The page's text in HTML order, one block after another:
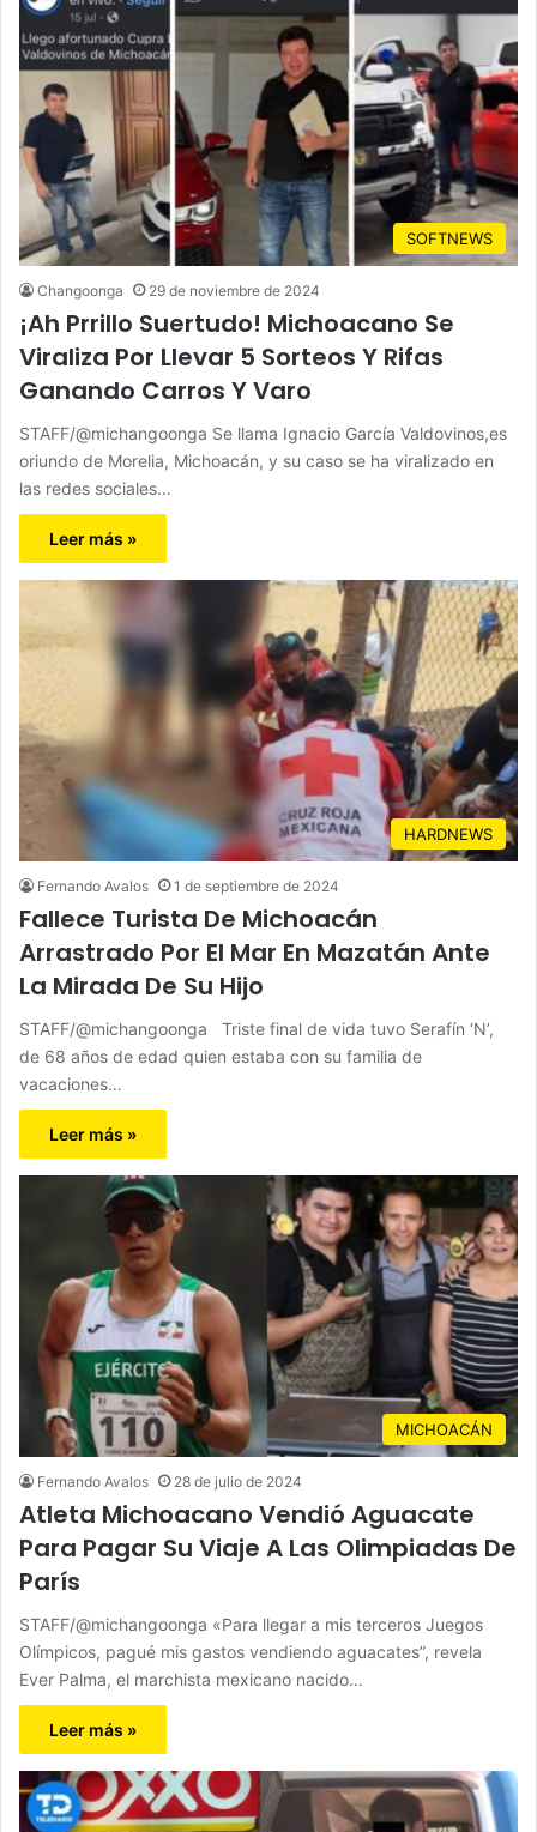
SOFTNEWS
Changoonga 29 de noviembre de 2024
¡Ah Prrillo Suertudo! Michoacano Se
Viraliza Por Llevar 5 Sorteos Y Rifas
Ganando Carros Y Varo
STAFF/@michangoonga Se llama Ignacio García Valdovinos,es
oriundo de Morelia, Michoacán, y su caso se ha viralizado en
las redes sociales…
Leer más »
HARDNEWS
Fernando Avalos 1 de septiembre de 2024
Fallece Turista De Michoacán
Arrastrado Por El Mar En Mazatán Ante
La Mirada De Su Hijo
STAFF/@michangoonga Triste final de vida tuvo Serafín ‘N’,
de 68 años de edad quien estaba con su familia de
vacaciones…
Leer más »
MICHOACÁN
Fernando Avalos 28 de julio de 2024
Atleta Michoacano Vendió Aguacate
Para Pagar Su Viaje A Las Olimpiadas De
París
STAFF/@michangoonga «Para llegar a mis terceros Juegos
Olímpicos, pagué mis gastos vendiendo aguacates”, revela
Ever Palma, el marchista mexicano nacido…
Leer más »